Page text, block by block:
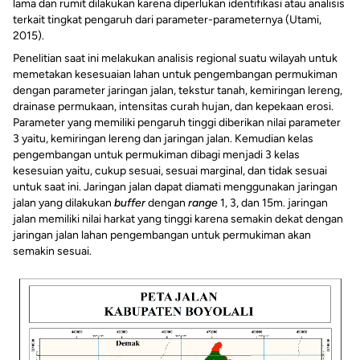
lama dan rumit dilakukan karena diperlukan identifikasi atau analisis
terkait tingkat pengaruh dari parameter-parameternya (Utami,
2015).
Penelitian saat ini melakukan analisis regional suatu wilayah untuk
memetakan kesesuaian lahan untuk pengembangan permukiman
dengan parameter jaringan jalan, tekstur tanah, kemiringan lereng,
drainase permukaan, intensitas curah hujan, dan kepekaan erosi.
Parameter yang memiliki pengaruh tinggi diberikan nilai parameter
3 yaitu, kemiringan lereng dan jaringan jalan. Kemudian kelas
pengembangan untuk permukiman dibagi menjadi 3 kelas
kesesuian yaitu, cukup sesuai, sesuai marginal, dan tidak sesuai
untuk saat ini. Jaringan jalan dapat diamati menggunakan jaringan
jalan yang dilakukan bufferdengan range1, 3, dan 15m. jaringan
jalan memiliki nilai harkat yang tinggi karena semakin dekat dengan
jaringan jalan lahan pengembangan untuk permukiman akan
semakin sesuai.